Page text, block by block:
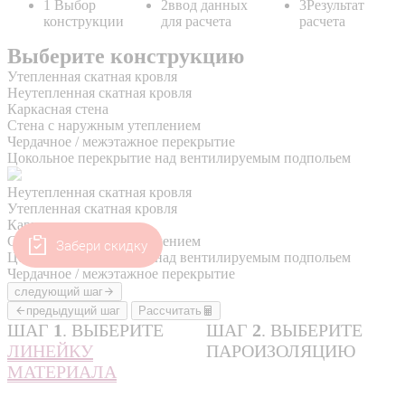
Забери скидку